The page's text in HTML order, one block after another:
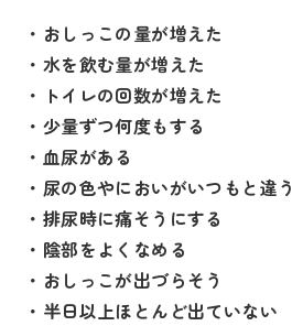
・おしっこの量が増えた
・水を飲む量が増えた
・トイレの回数が増えた
・少量ずつ何度もする
・血尿がある
・尿の色やにおいがいつもと違う
・排尿時に痛そうにする
・陰部をよくなめる
・おしっこが出づらそう
・半日以上ほとんど出ていない